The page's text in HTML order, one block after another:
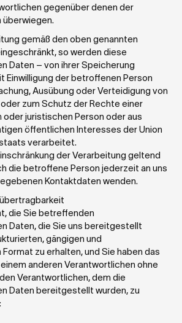
gegenüber denen der
gemäß den oben genannten
so werden diese
Daten – von ihrer Speicherung
Einwilligung der betroffenen Person
Ausübung oder Verteidigung von
zum Schutz der Rechte einer
oder juristischen Person oder aus
öffentlichen Interesses der Union
verarbeitet.
der Verarbeitung geltend
die betroffene Person jederzeit an uns
Kontaktdaten wenden.
die Sie betreffenden
Daten, die Sie uns bereitgestellt
gängigen und
zu erhalten, und Sie haben das
anderen Verantwortlichen ohne
Verantwortlichen, dem die
Daten bereitgestellt wurden, zu